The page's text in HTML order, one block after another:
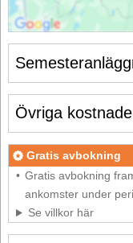
Övriga
Gratis avbokning
Gratis avbokning
ankomster under
Se villkor här